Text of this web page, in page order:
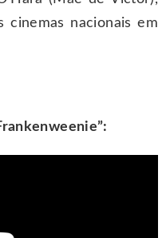
cinemas nacionais em